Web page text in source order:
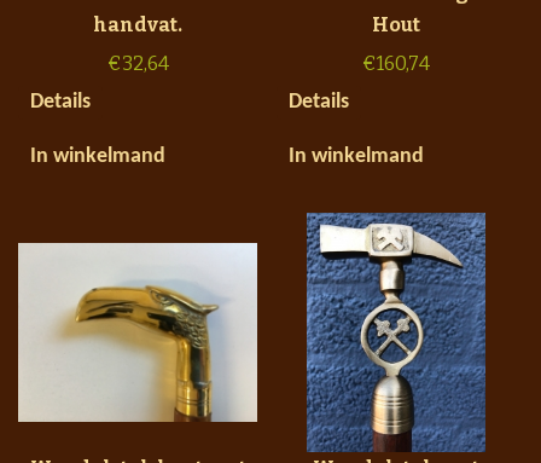
handvat.
€32,64
Details
In winkelmand
Hout
€160,74
Details
In winkelmand